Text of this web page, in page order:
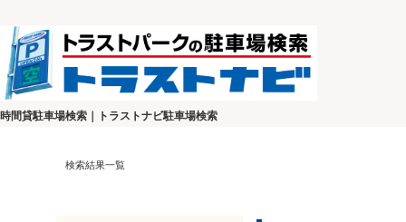
時間貸駐車場検索｜トラストナビ駐車場検索
検索結果一覧